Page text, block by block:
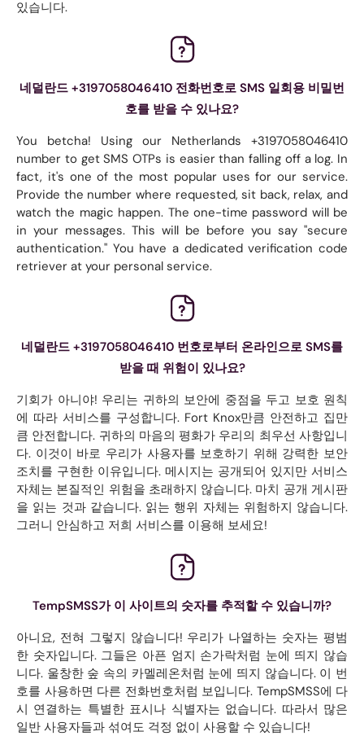
있습니다.
네덜란드 +3197058046410 전화번호로 SMS 일회용 비밀번
호를 받을 수 있나요?
You betcha! Using our Netherlands +3197058046410
number to get SMS OTPs is easier than falling off a log. In
fact, it's one of the most popular uses for our service.
Provide the number where requested, sit back, relax, and
watch the magic happen. The one-time password will be
in your messages. This will be before you say "secure
authentication." You have a dedicated verification code
retriever at your personal service.
네덜란드 +3197058046410 번호로부터 온라인으로 SMS를
받을 때 위험이 있나요?
기회가 아니야! 우리는 귀하의 보안에 중점을 두고 보호 원칙
에 따라 서비스를 구성합니다. Fort Knox만큼 안전하고 집만
큼 안전합니다. 귀하의 마음의 평화가 우리의 최우선 사항입니
다. 이것이 바로 우리가 사용자를 보호하기 위해 강력한 보안
조치를 구현한 이유입니다. 메시지는 공개되어 있지만 서비스
자체는 본질적인 위험을 초래하지 않습니다. 마치 공개 게시판
을 읽는 것과 같습니다. 읽는 행위 자체는 위험하지 않습니다.
그러니 안심하고 저희 서비스를 이용해 보세요!
TempSMSS가 이 사이트의 숫자를 추적할 수 있습니까?
아니요, 전혀 그렇지 않습니다! 우리가 나열하는 숫자는 평범
한 숫자입니다. 그들은 아픈 엄지 손가락처럼 눈에 띄지 않습
니다. 울창한 숲 속의 카멜레온처럼 눈에 띄지 않습니다. 이 번
호를 사용하면 다른 전화번호처럼 보입니다. TempSMSS에 다
시 연결하는 특별한 표시나 식별자는 없습니다. 따라서 많은
일반 사용자들과 섞여도 걱정 없이 사용할 수 있습니다!